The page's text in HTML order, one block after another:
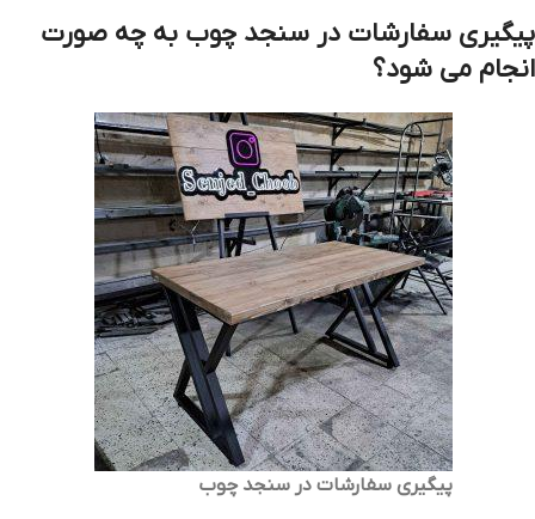
پیگیری سفارشات در سنجد چوب به چه صورت
انجام می شود؟
پیگیری سفارشات در سنجد چوب